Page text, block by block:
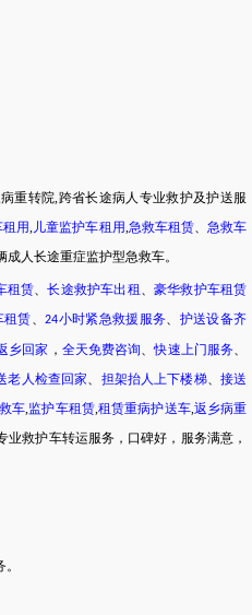
重转院,跨省长途病人专业救护及护送服
租用,儿童监护车租用,急救车租赁、 急救车
人长途重症监护型急救车。
租赁、长途救护车出租 、 豪华救护车租赁
租赁、24小时紧急救援服务、 护送设备齐
乡回家 ， 全天免费咨询、快速上门服务、
老人检查回家、 担架抬人上下楼梯、 接送
车,监护车租赁,租赁重病护送车,返乡病重
救护车转运服务，口碑好，服务满意，